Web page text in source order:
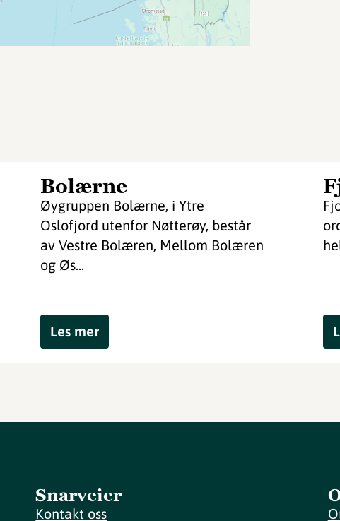
Bolærne
Øygruppen Bolærne, i Ytre
Oslofjord utenfor Nøtterøy, består
av Vestre Bolæren, Mellom Bolæren
og Øs...
Les mer
Snarveier
Kontakt oss